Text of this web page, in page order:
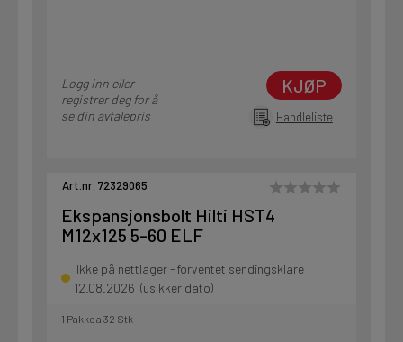
Logg inn eller
registrer deg for å
se din avtalepris
KJØP
Handleliste
Art.nr. 72329065
Ekspansjonsbolt Hilti HST4
M12x125 5-60 ELF
Ikke på nettlager - forventet sendingsklare
12.08.2026 (usikker dato)
1 Pakke a 32 Stk